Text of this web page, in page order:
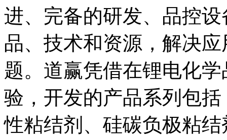
进、完备的研发、品控
品、技术和资源，解决
题。道赢凭借在锂电化
验，开发的产品系列包
性粘结剂、硅碳负极粘